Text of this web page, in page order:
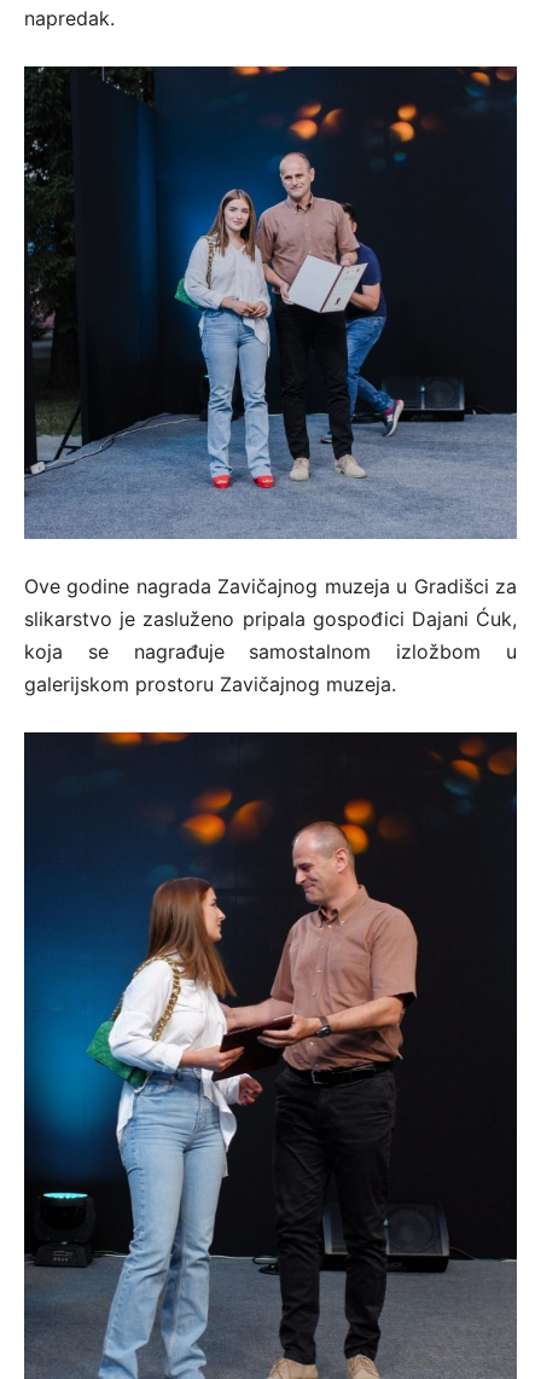
napredak.
Ove godine nagrada Zavičajnog muzeja u Gradišci za
slikarstvo je zasluženo pripala gospođici Dajani Ćuk,
koja se nagrađuje samostalnom izložbom u
galerijskom prostoru Zavičajnog muzeja.